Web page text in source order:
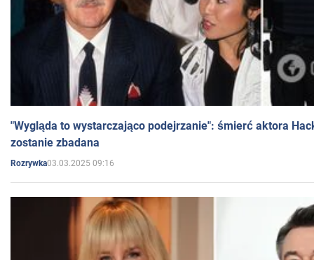
"Wygląda to wystarczająco podejrzanie": śmierć aktora
zostanie zbadana
Rozrywka03.03.2025 09:16